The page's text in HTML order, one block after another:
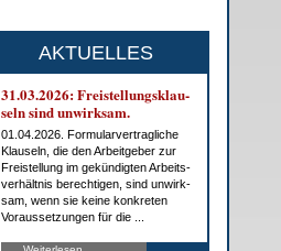
AKTUELLES
31.03.2026: Frei­stel­lungs­klau­
seln sind un­wirk­sam.
01.04.2026. For­mu­lar­ver­trag­li­che
Klau­seln, die den Ar­beit­ge­ber zur
Frei­stel­lung im ge­kün­dig­ten Ar­beits­
ver­hält­nis be­rech­ti­gen, sind un­wirk­
sam, wenn sie kei­ne kon­kre­ten
Vor­aus­set­zun­gen für die ...